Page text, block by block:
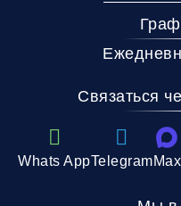
Связаться
Whats AppTelegramMax